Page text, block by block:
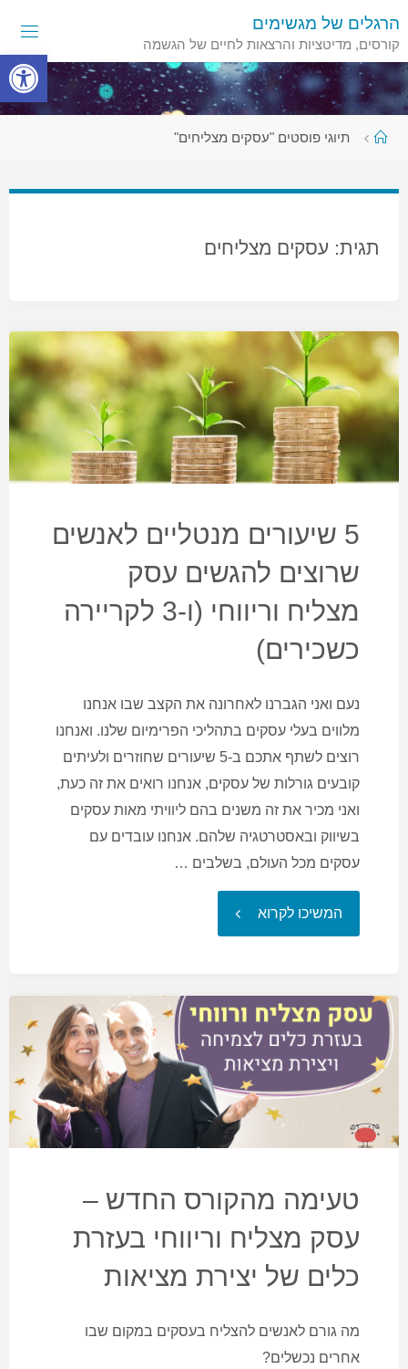
לתוכן
הרגלים של מגשימים
קורסים, מדיטציות והרצאות לחיים של הגשמה
עמודתיוגי פוסטים "עסקים מצליחים"
תגית:עסקים מצליחים
5 שיעורים מנטליים לאנשים
שרוצים להגשים עסק
מצליח וריווחי (ו-3 לקריירה
כשכירים)
נעם ואני הגברנו לאחרונה את הקצב שבו אנחנו
מלווים בעלי עסקים בתהליכי הפרימיום שלנו. ואנחנו
רוצים לשתף אתכם ב-5 שיעורים שחוזרים ולעיתים
קובעים גורלות של עסקים, אנחנו רואים את זה כעת,
ואני מכיר את זה משנים בהם ליוויתי מאות עסקים
בשיווק ובאסטרטגיה שלהם. אנחנו עובדים עם
עסקים מכל העולם, בשלבים …
המשיכו לקרוא
מנטליים
לאנשים
שרוצים
להגשים
מצליח
טעימה מהקורס החדש –
עסק מצליח וריווחי בעזרת
כלים של יצירת מציאות
מה גורם לאנשים להצליח בעסקים במקום שבו
אחרים נכשלים?
פתח